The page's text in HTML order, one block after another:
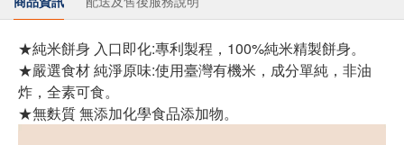
★純米餅身 入口即化:專利製程，100%純米精製餅身。
★嚴選食材 純淨原味:使用臺灣有機米，成分單純，非油
炸，全素可食。
★無麩質 無添加化學食品添加物。